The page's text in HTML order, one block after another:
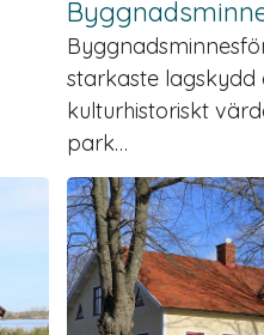
starkaste lagskydd
kulturhistoriskt
park…